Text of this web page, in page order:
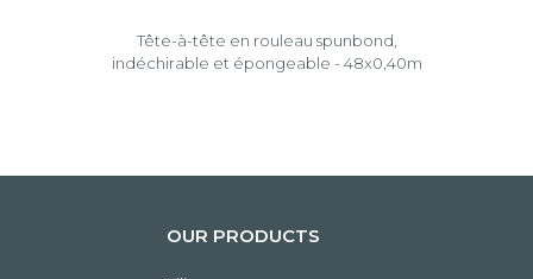
Tête-à-tête en rouleau spunbond,
indéchirable et épongeable - 48x0,40m
OUR PRODUCTS